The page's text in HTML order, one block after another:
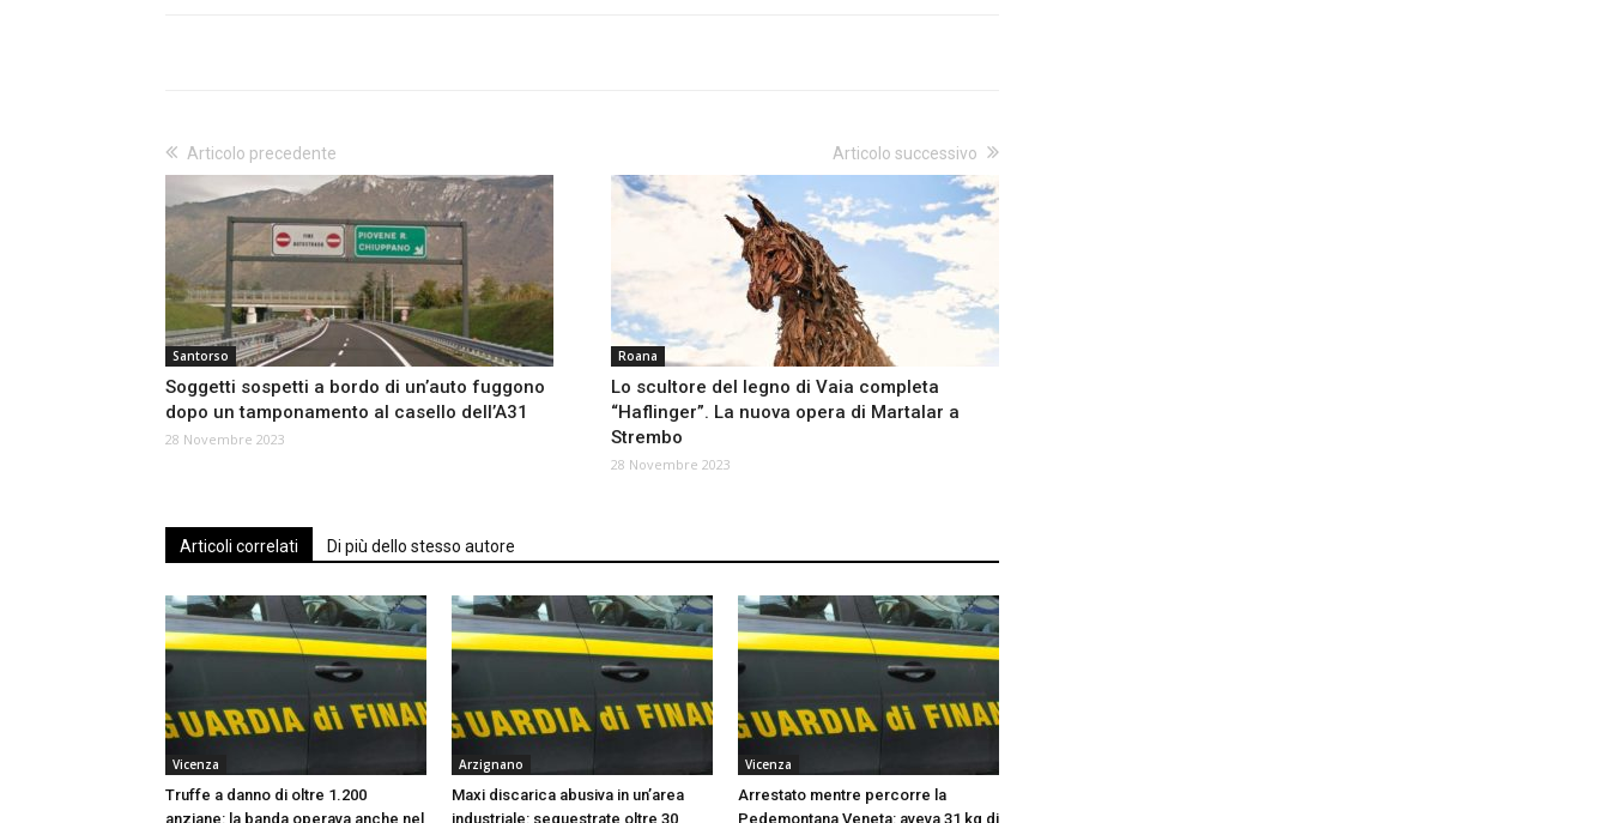
Articolo precedente
Santorso
Soggetti sospetti a bordo di un’auto fuggono
dopo un tamponamento al casello dell’A31
28 Novembre 2023
Articolo successivo
Roana
Lo scultore del legno di Vaia completa
“Haflinger”. La nuova opera di Martalar a
Strembo
28 Novembre 2023
Articoli correlati Di più dello stesso autore
Vicenza
Truffe a danno di oltre 1.200
anziane: la banda operava anche nel
Arzignano
Maxi discarica abusiva in un’area
industriale: sequestrate oltre 30
Vicenza
Arrestato mentre percorre la
Pedemontana Veneta: aveva 31 kg di